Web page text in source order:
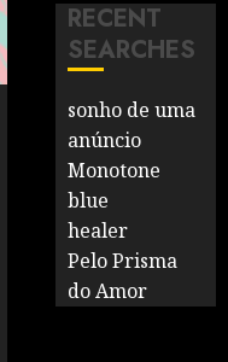
RECENT
SEARCHES
sonho de uma
anúncio
Monotone
blue
healer
Pelo Prisma
do Amor